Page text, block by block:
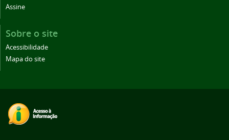
Assine
Sobre o site
Acessibilidade
Mapa do site